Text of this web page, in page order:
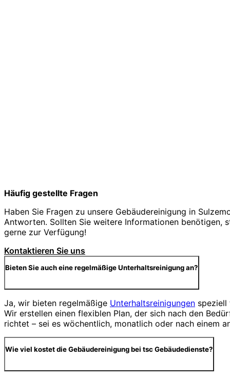
Häufig gestellte Fragen
Haben Sie Fragen zu unsere Gebäudereinigung in
Antworten. Sollten Sie weitere Informationen benötigen,
gerne zur Verfügung!
Kontaktieren Sie uns
Bieten Sie auch eine regelmäßige Unterhaltsreinigung an?
Ja, wir bieten regelmäßige Unterhaltsreinigungen speziell
Wir erstellen einen flexiblen Plan, der sich nach den
richtet – sei es wöchentlich, monatlich oder nach einem
Wie viel kostet die Gebäudereinigung bei tsc Gebäudedienste?